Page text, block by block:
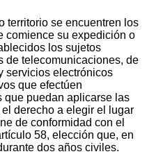
territorio se encuentren los
comience su expedición o
los sujetos
de telecomunicaciones, de
servicios electrónicos
que efectúen
que puedan aplicarse las
derecho a elegir el lugar
de conformidad con el
58, elección que, en
dos años civiles.